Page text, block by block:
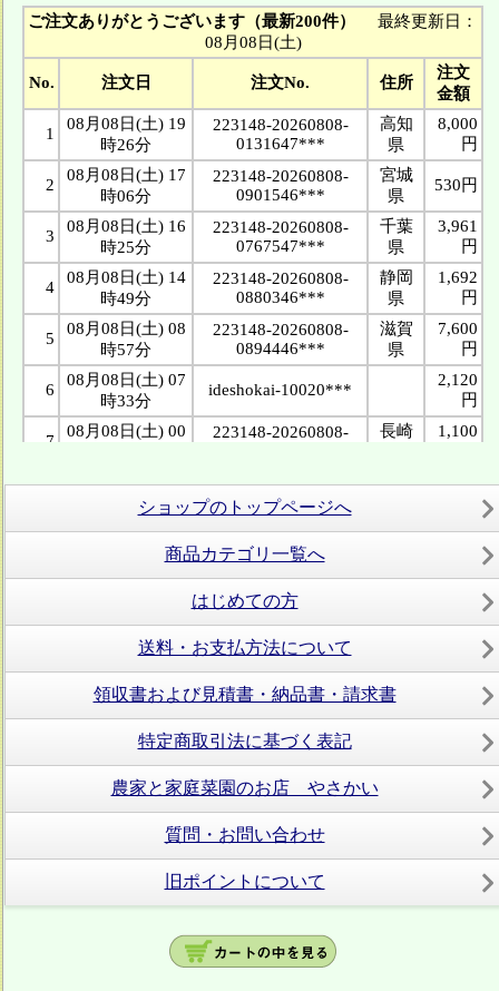
ショップのトップページへ
商品カテゴリ一覧へ
はじめての方
送料・お支払方法について
領収書および見積書・納品書・請求書
特定商取引法に基づく表記
農家と家庭菜園のお店 やさかい
質問・お問い合わせ
旧ポイントについて